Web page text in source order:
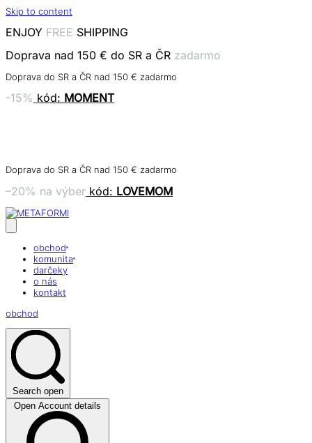
Skip to content
ENJOY FREE SHIPPING
Doprava nad 150 € do SR a ČR zadarmo
Doprava do SR a ČR nad 150 € zadarmo
-15% kód: MOMENT
Doprava do SR a ČR nad 150 € zadarmo
–20% na výber kód: LOVEMOM
obchod
komunita
darčeky
o nás
kontakt
obchod
Search open
Open Account details